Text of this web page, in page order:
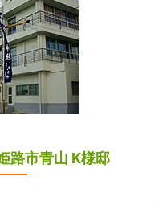
路市青山 K様邸